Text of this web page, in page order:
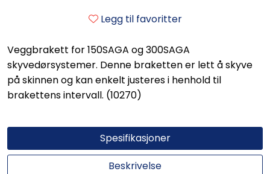
Legg til favoritter
Veggbrakett for 150SAGA og 300SAGA
skyvedørsystemer. Denne braketten er lett å skyve
på skinnen og kan enkelt justeres i henhold til
brakettens intervall. (10270)
Spesifikasjoner
Beskrivelse